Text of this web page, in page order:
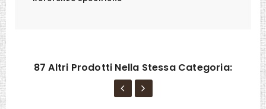
87 Altri Prodotti Nella Stessa Categoria: